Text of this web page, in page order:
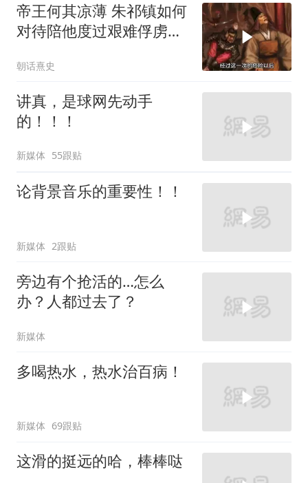
帝王何其凉薄 朱祁镇如何
对待陪他度过艰难俘虏生
朝话熹史
讲真，是球网先动手
的！！！
新媒体 55跟贴
论背景音乐的重要性！！
新媒体 2跟贴
旁边有个抢活的…怎么
办？人都过去了？
新媒体
多喝热水，热水治百病！
新媒体 69跟贴
这滑的挺远的哈，棒棒哒